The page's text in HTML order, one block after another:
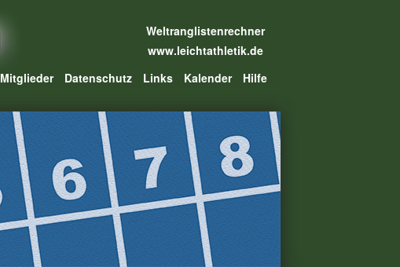
Weltranglistenrechner
www.leichtathletik.de
Mitglieder Datenschutz Links Kalender Hilfe